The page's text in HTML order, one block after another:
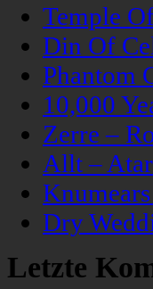
Temple
Din Of
Phantom
10,000
Zerre –
Allt –
Dry
Letzte